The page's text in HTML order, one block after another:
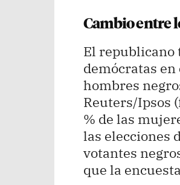
Cambio entre
El republicano
demócratas
hombres
Reuters/Ipsos
% de las
las elecciones
votantes
que la